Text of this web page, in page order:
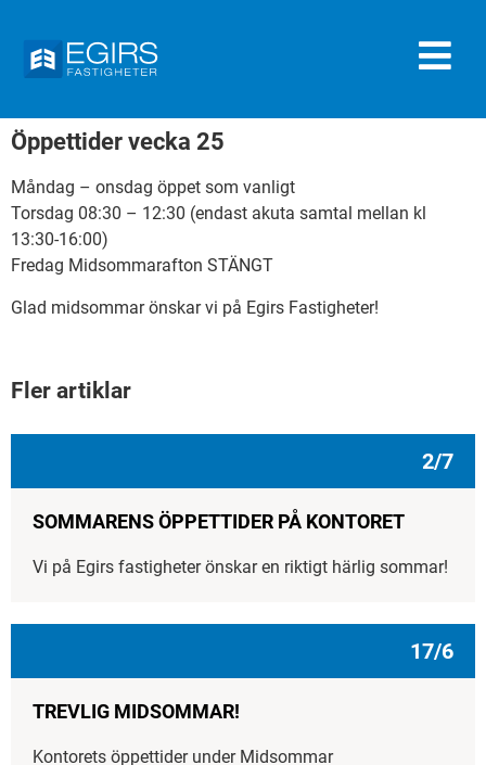
Öppettider vecka 25
Måndag – onsdag öppet som vanligt
Torsdag 08:30 – 12:30 (endast akuta samtal mellan kl
13:30-16:00)
Fredag Midsommarafton STÄNGT
Glad midsommar önskar vi på Egirs Fastigheter!
Fler artiklar
2/7
SOMMARENS ÖPPETTIDER PÅ KONTORET
Vi på Egirs fastigheter önskar en riktigt härlig sommar!
17/6
TREVLIG MIDSOMMAR!
Kontorets öppettider under Midsommar